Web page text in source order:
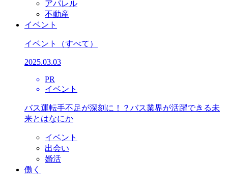
アパレル
不動産
イベント
イベント （すべて）
2025.03.03
PR
イベント
バス運転手不足が深刻に！？バス業界が活躍できる未
来とはなにか
イベント
出会い
婚活
働く